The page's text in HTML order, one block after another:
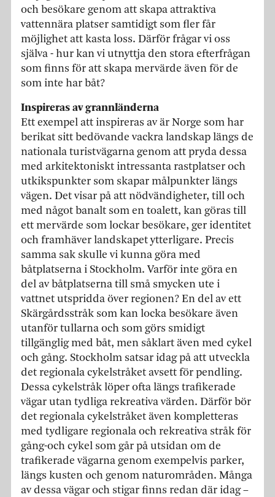
och besökare genom att skapa attraktiva
vattennära platser samtidigt som fler får
möjlighet att kasta loss. Därför frågar vi oss
själva - hur kan vi utnyttja den stora efterfrågan
som finns för att skapa mervärde även för de
som inte har båt?
Inspireras av grannländerna
Ett exempel att inspireras av är Norge som har
berikat sitt bedövande vackra landskap längs de
nationala turistvägarna genom att pryda dessa
med arkitektoniskt intressanta rastplatser och
utkikspunkter som skapar målpunkter längs
vägen. Det visar på att nödvändigheter, till och
med något banalt som en toalett, kan göras till
ett mervärde som lockar besökare, ger identitet
och framhäver landskapet ytterligare. Precis
samma sak skulle vi kunna göra med
båtplatserna i Stockholm. Varför inte göra en
del av båtplatserna till små smycken ute i
vattnet utspridda över regionen? En del av ett
Skärgårdsstråk som kan locka besökare även
utanför tullarna och som görs smidigt
tillgänglig med båt, men såklart även med cykel
och gång. Stockholm satsar idag på att utveckla
det regionala cykelstråket avsett för pendling.
Dessa cykelstråk löper ofta längs trafikerade
vägar utan tydliga rekreativa värden. Därför bör
det regionala cykelstråket även kompletteras
med tydligare regionala och rekreativa stråk för
gång-och cykel som går på utsidan om de
trafikerade vägarna genom exempelvis parker,
längs kusten och genom naturområden. Många
av dessa vägar och stigar finns redan där idag –